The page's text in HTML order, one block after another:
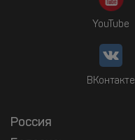
YouTube
ВКонтакте
Россия